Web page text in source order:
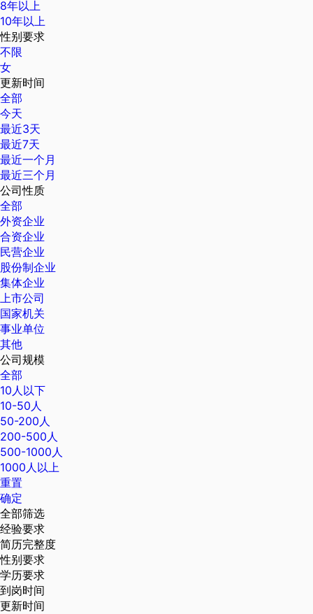
8年以上
10年以上
性别要求
不限
女
更新时间
全部
今天
最近3天
最近7天
最近一个月
最近三个月
公司性质
全部
外资企业
合资企业
民营企业
股份制企业
集体企业
上市公司
国家机关
事业单位
其他
公司规模
全部
10人以下
10-50人
50-200人
200-500人
500-1000人
1000人以上
重置
确定
全部筛选
经验要求
简历完整度
性别要求
学历要求
到岗时间
更新时间